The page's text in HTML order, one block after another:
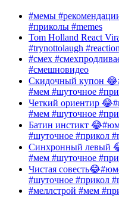
#мемы
#приколы #memes
Tom Holland React
#trynottolaugh
#смех
#смешновидео
Скидочный купон
#мем #шуточное
Четкий ориентир
#мем #шуточное
Батин инстикт
#шуточное #прикол
Синхронный левый
#мем #шуточное
Чистая
#шуточное #прикол
#меллстрой #мем